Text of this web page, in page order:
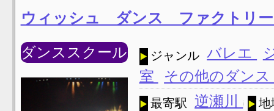
ウィッシュ ダンス ファクトリ
ダンススクール ジャンル バレエ
室
その他のダン
最寄駅 逆瀬川 地